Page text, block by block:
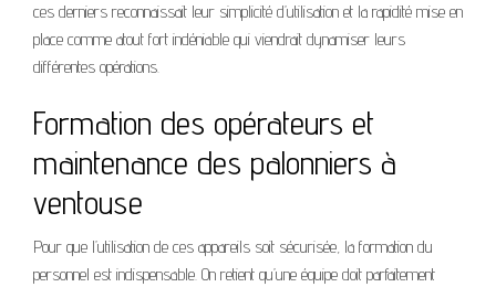
ces derniers reconnaissait leur simplicité d’utilisation et la rapidité mise en
place comme atout fort indéniable qui viendrait dynamiser leurs
différentes opérations.
Formation des opérateurs et
maintenance des palonniers à
ventouse
Pour que l’utilisation de ces appareils soit sécurisée, la formation du
personnel est indispensable. On retient qu’une équipe doit parfaitement